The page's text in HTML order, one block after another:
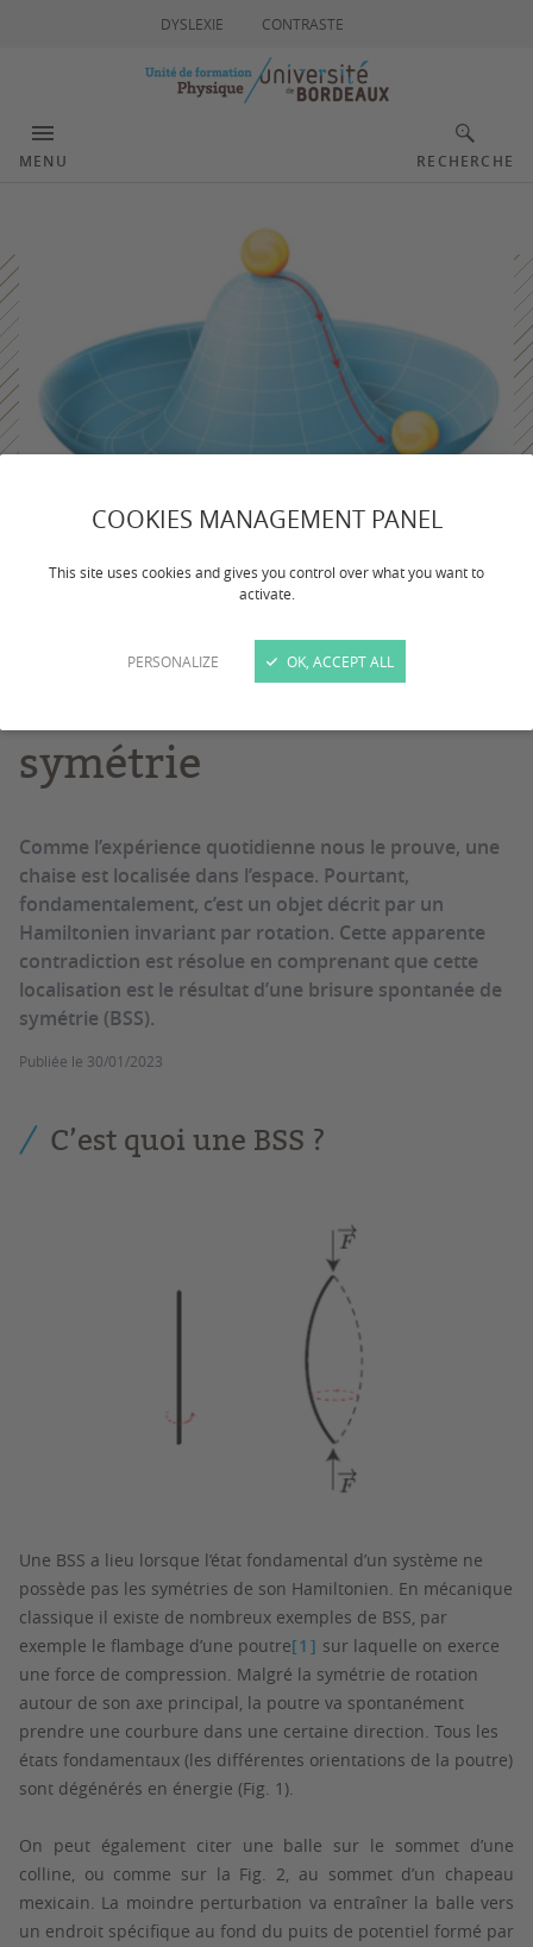
COOKIES MANAGEMENT PANEL
This site uses cookies and gives you control over what you want to
activate.
PERSONALIZE OK, ACCEPT ALL
DYSLEXIE CONTRASTE
MENU RECHERCHE
Chaise,
supraconductivité et
symétrie
Comme l’expérience quotidienne nous le prouve, une
chaise est localisée dans l’espace. Pourtant,
fondamentalement, c’est un objet décrit par un
Hamiltonien invariant par rotation. Cette apparente
contradiction est résolue en comprenant que cette
localisation est le résultat d’une brisure spontanée de
symétrie (BSS).
Publiée le 30/01/2023
C’est quoi une BSS ?
Une BSS a lieu lorsque l’état fondamental d’un système ne
possède pas les symétries de son Hamiltonien. En mécanique
classique il existe de nombreux exemples de BSS, par
exemple le flambage d’une poutre[1] sur laquelle on exerce
une force de compression. Malgré la symétrie de rotation
autour de son axe principal, la poutre va spontanément
prendre une courbure dans une certaine direction. Tous les
états fondamentaux (les différentes orientations de la poutre)
sont dégénérés en énergie (Fig. 1).
On peut également citer une balle sur le sommet d’une
colline, ou comme sur la Fig. 2, au sommet d’un chapeau
mexicain. La moindre perturbation va entraîner la balle vers
un endroit spécifique au fond du puits de potentiel formé par